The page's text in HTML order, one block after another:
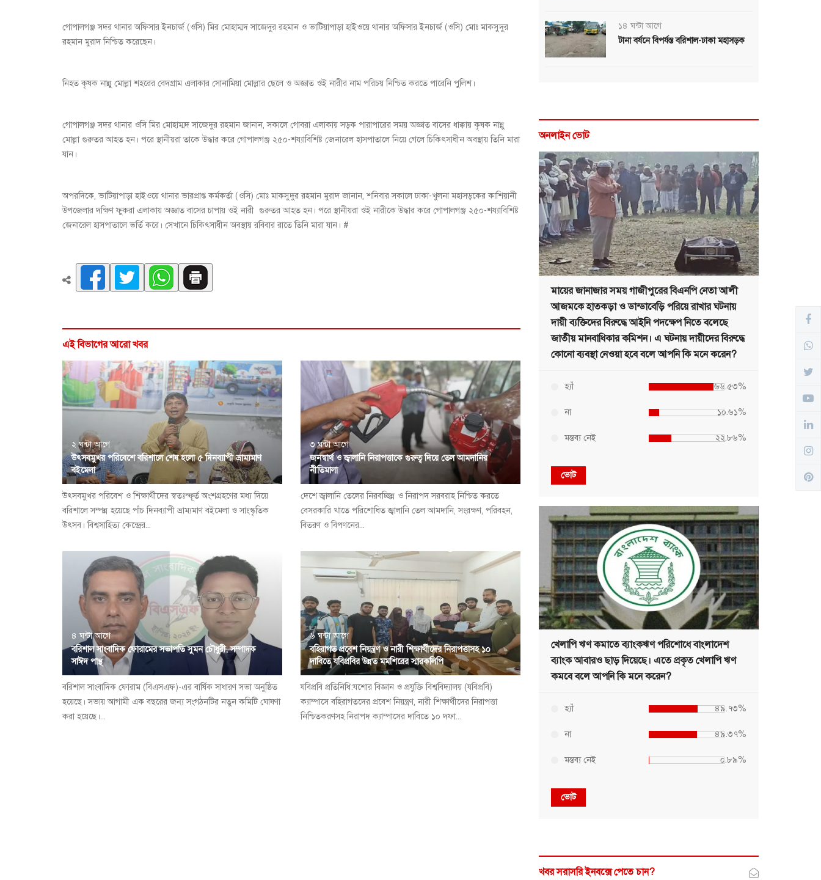
গোপালগঞ্জ সদর থানার অফিসার ইনচার্জ (ওসি) মির মোহাম্মদ সাজেদুর রহমান ও ভাটিয়াপাড়া হাইওয়ে থানার অফিসার ইনচার্জ (ওসি) মোঃ মাকসুদুর
রহমান মুরাদ নিশ্চিত করেছেন।
নিহত কৃষক নান্নু মোল্লা শহরের বেদগ্রাম এলাকার সোনামিয়া মোল্লার ছেলে ও অজ্ঞাত ওই নারীর নাম পরিচয় নিশ্চিত করতে পারেনি পুলিশ।
গোপালগঞ্জ সদর থানার ওসি মির মোহাম্মদ সাজেদুর রহমান জানান, সকালে গোবরা এলাকায় সড়ক পারাপারের সময় অজ্ঞাত বাসের ধাক্কায় কৃষক নান্নু
মোল্লা গুরুতর আহত হন। পরে স্থানীয়রা তাকে উদ্ধার করে গোপালগঞ্জ ২৫০-শয্যাবিশিষ্ট জেনারেল হাসপাতালে নিয়ে গেলে চিকিৎসাধীন অবস্থায় তিনি মারা
যান।
অপরদিকে, ভাটিয়াপাড়া হাইওয়ে থানার ভারপ্রাপ্ত কর্মকর্তা (ওসি) মোঃ মাকসুদুর রহমান মুরাদ জানান, শনিবার সকালে ঢাকা-খুলনা মহাসড়কের কাশিয়ানী
উপজেলার দক্ষিণ ফুকরা এলাকায় অজ্ঞাত বাসের চাপায় ওই নারী গুরুতর আহত হন। পরে স্থানীয়রা ওই নারীকে উদ্ধার করে গোপালগঞ্জ ২৫০-শয্যাবিশিষ্ট
জেনারেল হাসপাতালে ভর্তি করে। সেখানে চিকিৎসাধীন অবস্থায় রবিবার রাতে তিনি মারা যান। #
এই বিভাগের আরো খবর
২ ঘন্টা আগে
উৎসবমুখর পরিবেশে বরিশালে শেষ হলো ৫ দিনব্যাপী ভ্রাম্যমাণ
বইমেলা
উৎসবমুখর পরিবেশ ও শিক্ষার্থীদের স্বতঃস্ফূর্ত অংশগ্রহণের মধ্য দিয়ে
বরিশালে সম্পন্ন হয়েছে পাঁচ দিনব্যাপী ভ্রাম্যমাণ বইমেলা ও সাংস্কৃতিক
উৎসব। বিশ্বসাহিত্য কেন্দ্রের...
৩ ঘন্টা আগে
জনস্বার্থ ও জ্বালানি নিরাপত্তাকে গুরুত্ব দিয়ে তেল আমদানির
নীতিমালা
দেশে জ্বালানি তেলের নিরবচ্ছিন্ন ও নিরাপদ সরবরাহ নিশ্চিত করতে
বেসরকারি খাতে পরিশোধিত জ্বালানি তেল আমদানি, সংরক্ষণ, পরিবহন,
বিতরণ ও বিপণনের...
৪ ঘন্টা আগে
বরিশাল সাংবাদিক ফোরামের সভাপতি সুমন চৌধুরী, সম্পাদক
সাঈদ পান্থ
বরিশাল সাংবাদিক ফোরাম (বিএসএফ)-এর বার্ষিক সাধারণ সভা অনুষ্ঠিত
হয়েছে। সভায় আগামী এক বছরের জন্য সংগঠনটির নতুন কমিটি ঘোষণা
করা হয়েছে।...
৬ ঘন্টা আগে
বহিরাগত প্রবেশ নিয়ন্ত্রণ ও নারী শিক্ষার্থীদের নিরাপত্তাসহ ১০
দাবিতে যবিপ্রবির উন্নত মমশিরের স্মারকলিপি
যবিপ্রবি প্রতিনিধি:যশোর বিজ্ঞান ও প্রযুক্তি বিশ্ববিদ্যালয় (যবিপ্রবি)
ক্যাম্পাসে বহিরাগতদের প্রবেশ নিয়ন্ত্রণ, নারী শিক্ষার্থীদের নিরাপত্তা
নিশ্চিতকরণসহ নিরাপদ ক্যাম্পাসের দাবিতে ১০ দফা...
১৪ ঘন্টা আগে
টানা বর্ষনে বিপর্যস্ত বরিশাল-ঢাকা মহাসড়ক
অনলাইন ভোট
মায়ের জানাজার সময় গাজীপুরের বিএনপি নেতা আলী
আজমকে হাতকড়া ও ডান্ডাবেড়ি পরিয়ে রাখার ঘটনায়
দায়ী ব্যক্তিদের বিরুদ্ধে আইনি পদক্ষেপ নিতে বলেছে
জাতীয় মানবাধিকার কমিশন। এ ঘটনায় দায়ীদের বিরুদ্ধে
কোনো ব্যবস্থা নেওয়া হবে বলে আপনি কি মনে করেন?
হ্যাঁ ৬৬.৫৩%
না ১০.৬১%
মন্তব্য নেই ২২.৮৬%
ভোট
খেলাপি ঋণ কমাতে ব্যাংকঋণ পরিশোধে বাংলাদেশ
ব্যাংক আবারও ছাড় দিয়েছে। এতে প্রকৃত খেলাপি ঋণ
কমবে বলে আপনি কি মনে করেন?
হ্যাঁ ৪৯.৭৩%
না ৪৯.৩৭%
মন্তব্য নেই ০.৮৯%
ভোট
খবর সরাসরি ইনবক্সে পেতে চান?